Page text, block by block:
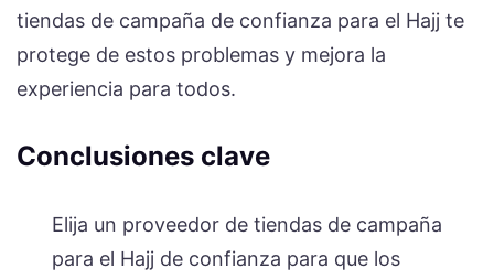
tiendas de campaña de confianza para el Hajj te
protege de estos problemas y mejora la
experiencia para todos.
Conclusiones clave
Elija un proveedor de tiendas de campaña
para el Hajj de confianza para que los